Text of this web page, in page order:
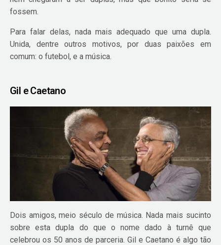
fossem.
Para falar delas, nada mais adequado que uma dupla.
Unida, dentre outros motivos, por duas paixões em
comum: o futebol, e a música.
Gil e Caetano
Dois amigos, meio século de música. Nada mais sucinto
sobre esta dupla do que o nome dado à turnê que
celebrou os 50 anos de parceria. Gil e Caetano é algo tão